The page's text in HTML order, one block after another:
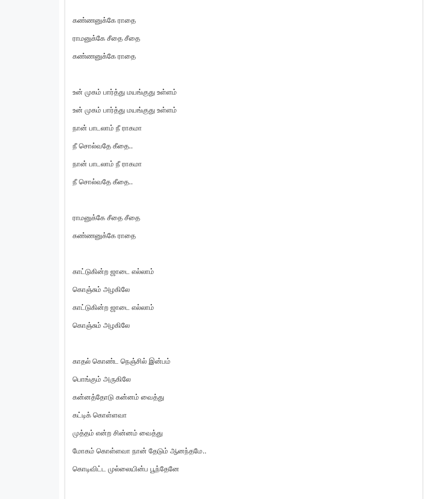
கண்ணனுக்கே ராதை
ராமனுக்கே சீதை சீதை
கண்ணனுக்கே ராதை
உன் முகம் பார்த்து மயங்குது உள்ளம்
உன் முகம் பார்த்து மயங்குது உள்ளம்
நான் பாடலாம் நீ ராகமா
நீ சொல்வதே கீதை..
நான் பாடலாம் நீ ராகமா
நீ சொல்வதே கீதை..
ராமனுக்கே சீதை சீதை
கண்ணனுக்கே ராதை
காட்டுகின்ற ஜாடை எல்லாம்
கொஞ்சும் அழகிலே
காட்டுகின்ற ஜாடை எல்லாம்
கொஞ்சும் அழகிலே
காதல் கொண்ட நெஞ்சில் இன்பம்
பொங்கும் அருகிலே
கன்னத்தோடு கன்னம் வைத்து
கட்டிக் கொள்ளவா
முத்தம் என்ற சின்னம் வைத்து
மோகம் கொள்ளவா நான் தேடும் ஆனந்தமே..
கொடிவிட்ட முல்லையின்ப பூந்தேனே